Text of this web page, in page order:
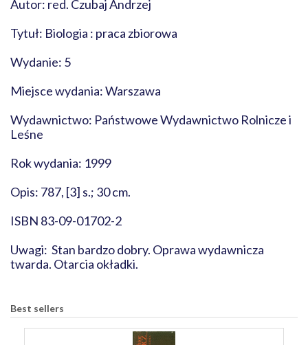
Autor: red. Czubaj Andrzej
Tytuł: Biologia : praca zbiorowa
Wydanie: 5
Miejsce wydania: Warszawa
Wydawnictwo: Państwowe Wydawnictwo Rolnicze i
Leśne
Rok wydania: 1999
Opis: 787, [3] s.; 30 cm.
ISBN 83-09-01702-2
Uwagi: Stan bardzo dobry. Oprawa wydawnicza
twarda. Otarcia okładki.
Best sellers